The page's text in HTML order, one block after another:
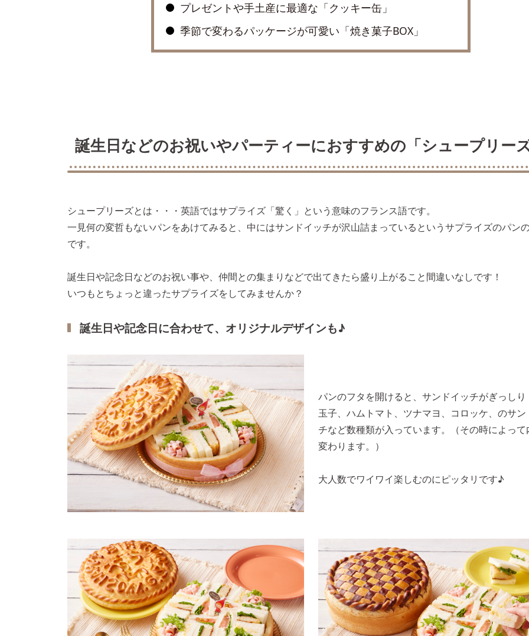
プレゼントや手土産に最適な「クッキー缶」
季節で変わるパッケージが可愛い「焼き菓子BOX」
誕生日などのお祝いやパーティーにおすすめの「シュープリー
シュープリーズとは・・・英語ではサプライズ「驚く」という意味のフランス語です。
一見何の変哲もないパンをあけてみると、中にはサンドイッチが沢山詰まっているというサプライズのパン
です。
誕生日や記念日などのお祝い事や、仲間との集まりなどで出てきたら盛り上がること間違いなしです！
いつもとちょっと違ったサプライズをしてみませんか？
誕生日や記念日に合わせて、オリジナルデザインも♪
パンのフタを開けると、サンドイッチがぎっしり
玉子、ハムトマト、ツナマヨ、コロッケ、のサン
チなど数種類が入っています。（その時によって
変わります。）
大人数でワイワイ楽しむのにピッタリです♪